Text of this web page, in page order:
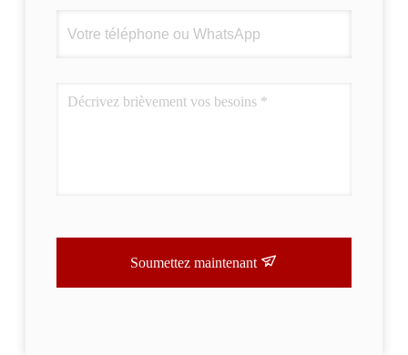
Soumettez maintenant